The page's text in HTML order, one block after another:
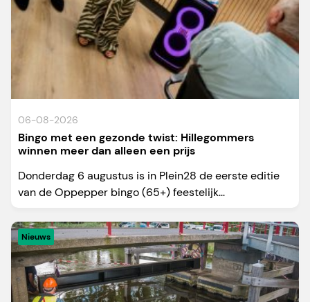
06-08-2026
Bingo met een gezonde twist: Hillegommers
winnen meer dan alleen een prijs
Donderdag 6 augustus is in Plein28 de eerste editie
van de Oppepper bingo (65+) feestelijk...
Nieuws